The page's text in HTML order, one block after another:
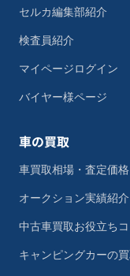
セルカ編集部紹介
検査員紹介
マイページログイン
バイヤー様ページ
車の買取
車買取相場・査定価
オークション実績紹介
中古車買取お役立ち
キャンピングカーの